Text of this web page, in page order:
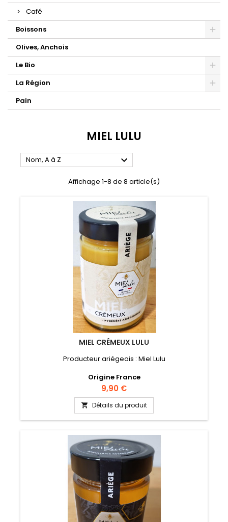
Café
Boissons
Olives, Anchois
Le Bio
La Région
Pain
MIEL LULU
Nom, A à Z 
Affichage 1-8 de 8 article(s)
MIEL CRÉMEUX LULU
Producteur ariégeois : Miel Lulu
Origine France
Prix
9,90 €
 Détails du produit